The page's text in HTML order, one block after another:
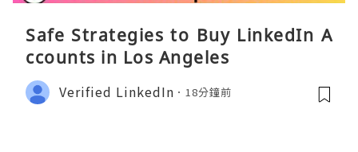
Safe Strategies to Buy LinkedIn A
ccounts in Los Angeles
Verified LinkedIn 18分鐘前